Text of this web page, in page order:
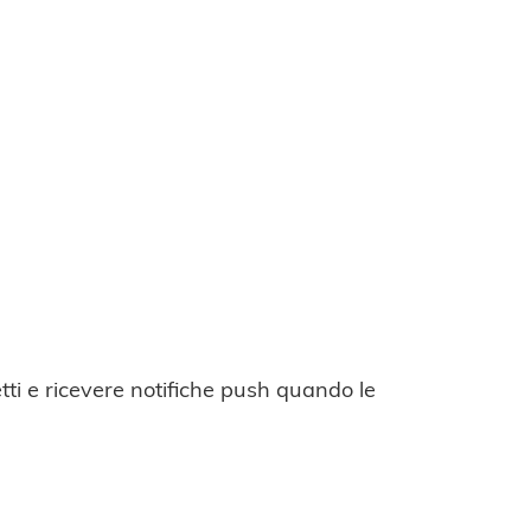
e ricevere notifiche push quando le